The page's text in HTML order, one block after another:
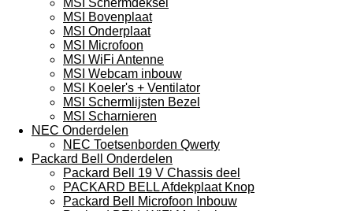
MSI Schermdeksel
MSI Bovenplaat
MSI Onderplaat
MSI Microfoon
MSI WiFi Antenne
MSI Webcam inbouw
MSI Koeler's + Ventilator
MSI Schermlijsten Bezel
MSI Scharnieren
NEC Onderdelen
NEC Toetsenborden Qwerty
Packard Bell Onderdelen
Packard Bell 19 V Chassis deel
PACKARD BELL Afdekplaat Knop
Packard Bell Microfoon Inbouw